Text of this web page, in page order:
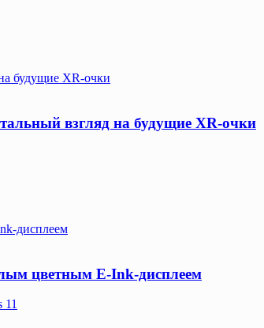
будущие XR-очки
взгляд на будущие XR-очки
дисплеем
цветным E-Ink-дисплеем